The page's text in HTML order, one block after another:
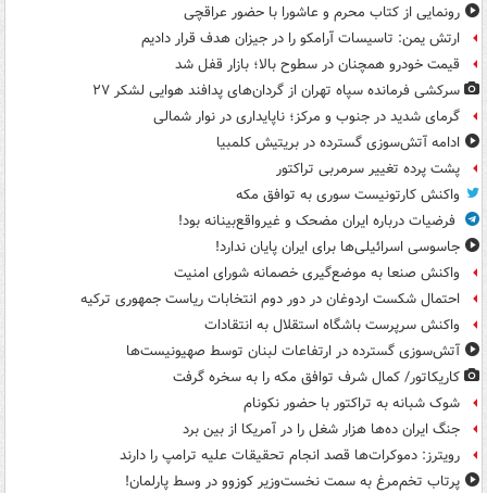
رونمایی از کتاب محرم و عاشورا با حضور عراقچی
ارتش یمن: تاسیسات آرامکو را در جیزان هدف قرار دادیم
قیمت خودرو همچنان در سطوح بالا؛ بازار قفل شد
سرکشی فرمانده سپاه تهران از گردان‌های پدافند هوایی لشکر ۲۷
گرمای شدید در جنوب و مرکز؛ ناپایداری در نوار شمالی
ادامه آتش‌سوزی گسترده در بریتیش کلمبیا
پشت پرده تغییر سرمربی تراکتور
واکنش کارتونیست سوری به توافق مکه
فرضیات درباره ایران مضحک و غیرواقع‌بینانه بود!
جاسوسی اسرائیلی‌ها برای ایران پایان ندارد!
واکنش صنعا به موضع‌گیری خصمانه شورای امنیت
احتمال شکست اردوغان در دور دوم انتخابات ریاست جمهوری ترکیه
واکنش سرپرست باشگاه استقلال به انتقادات
آتش‌سوزی گسترده در ارتفاعات لبنان توسط صهیونیست‌ها
کاریکاتور/ کمال شرف توافق مکه را به سخره گرفت
شوک شبانه به تراکتور با حضور نکونام
جنگ ایران ده‌ها هزار شغل را در آمریکا از بین برد
رویترز: دموکرات‌ها قصد انجام تحقیقات علیه ترامپ را دارند
پرتاب تخم‌مرغ به سمت نخست‌وزیر کوزوو در وسط پارلمان!